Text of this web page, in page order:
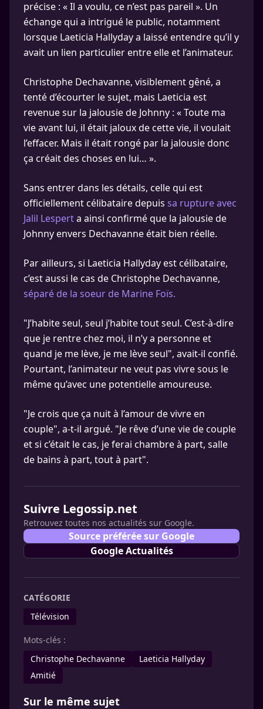
précise : « Il a voulu, ce n’est pas pareil ». Un
échange qui a intrigué le public, notamment
lorsque Laeticia Hallyday a laissé entendre qu’il y
avait un lien particulier entre elle et l’animateur.
Christophe Dechavanne, visiblement gêné, a
tenté d’écourter le sujet, mais Laeticia est
revenue sur la jalousie de Johnny : « Toute ma
vie avant lui, il était jaloux de cette vie, il voulait
l’effacer. Mais il était rongé par la jalousie donc
ça créait des choses en lui… ».
Sans entrer dans les détails, celle qui est
officiellement célibataire depuis sa rupture avec
Jalil Lesperta ainsi confirmé que la jalousie de
Johnny envers Dechavanne était bien réelle.
Par ailleurs, si Laeticia Hallyday est célibataire,
c’est aussi le cas de Christophe Dechavanne,
séparé de la soeur de Marine Foïs.
"J’habite seul, seul j’habite tout seul. C’est-à-dire
que je rentre chez moi, il n’y a personne et
quand je me lève, je me lève seul", avait-il confié.
Pourtant, l’animateur ne veut pas vivre sous le
même qu’avec une potentielle amoureuse.
"Je crois que ça nuit à l’amour de vivre en
couple", a-t-il argué. "Je rêve d’une vie de couple
et si c’était le cas, je ferai chambre à part, salle
de bains à part, tout à part".
Suivre Legossip.net
Retrouvez toutes nos actualités sur Google.
Source préférée sur Google
Google Actualités
CATÉGORIE
Télévision
Mots-clés :
Christophe Dechavanne
Laeticia Hallyday
Amitié
Sur le même sujet